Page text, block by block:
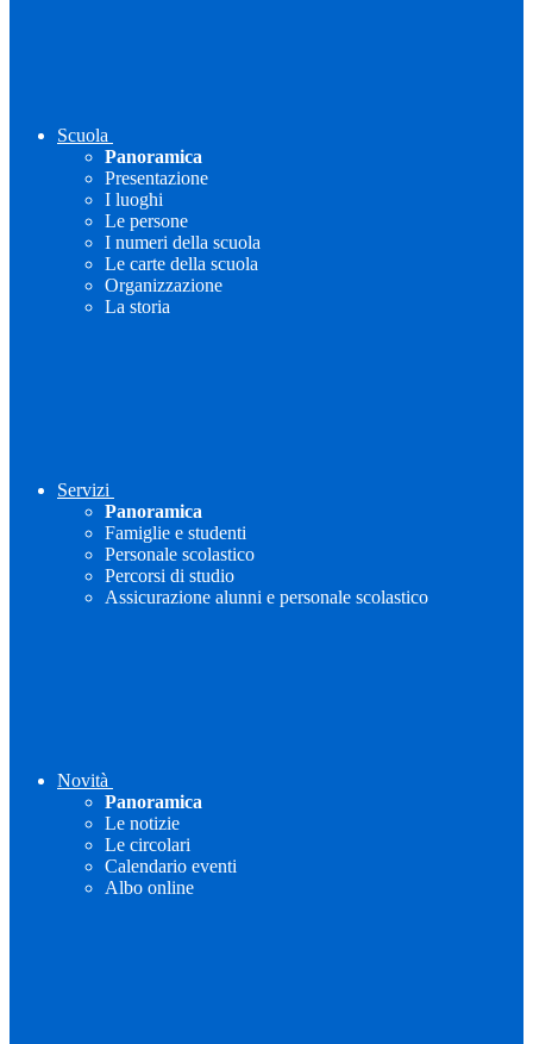
Scuola
Panoramica
Presentazione
I luoghi
Le persone
I numeri della scuola
Le carte della scuola
Organizzazione
La storia
Servizi
Panoramica
Famiglie e studenti
Personale scolastico
Percorsi di studio
Assicurazione alunni e personale scolastico
Novità
Panoramica
Le notizie
Le circolari
Calendario eventi
Albo online